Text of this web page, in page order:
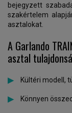
bejegyzett
szakértelem
asztalokat.
A Garlando
asztal
Kültéri modell,
Könnyen